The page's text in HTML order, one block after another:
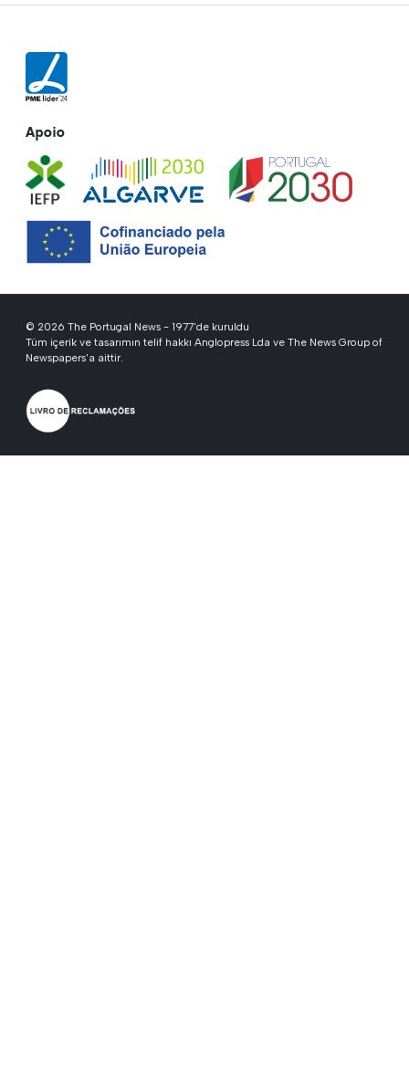
Apoio
© 2026 The Portugal News - 1977'de kuruldu
Tüm içerik ve tasarımın telif hakkı Anglopress Lda ve The News Group of
Newspapers'a aittir.